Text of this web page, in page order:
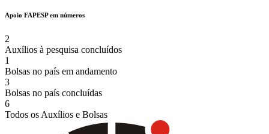
Apoio FAPESP em números
2
Auxílios à pesquisa concluídos
1
Bolsas no país em andamento
3
Bolsas no país concluídas
6
Todos os Auxílios e Bolsas